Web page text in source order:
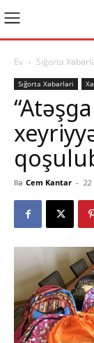
Ev Sığorta
Sığorta Xəbərləri
Ilə Cem Kantar -